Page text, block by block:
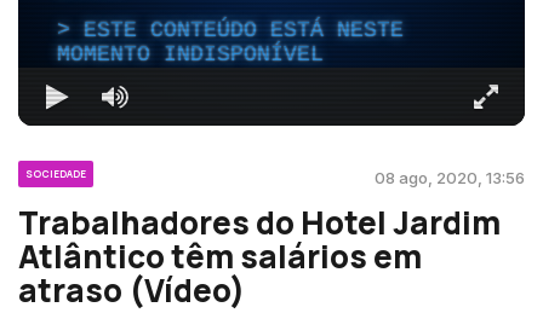
ESTE CONTEÚDO ESTÁ NESTE
MOMENTO INDISPONÍVEL
SOCIEDADE 08 ago, 2020, 13:56
Trabalhadores do Hotel Jardim
Atlântico têm salários em
atraso (Vídeo)